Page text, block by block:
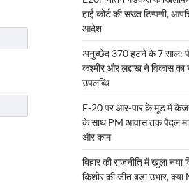
हाई कोर्ट की सख्त टिप्पणी,
आदेश
अनुच्छेद 370 हटने के 7 साल:
कश्मीर और लद्दाख ने विकास का
उपलब्धि
E-20 पर आर-पार के मूड में
के साथ PM आवास तक पैदल
और काम
बिहार की राजनीति में खुला
किशोर की जीत बड़ा उभार,